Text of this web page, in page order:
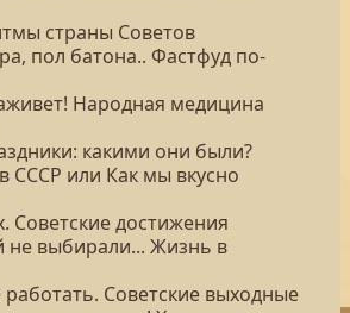
страны Советов
пол батона.. Фастфуд по-
Народная медицина
какими они были?
СССР или Как мы вкусно
Советские достижения
не выбирали... Жизнь в
Советские выходные